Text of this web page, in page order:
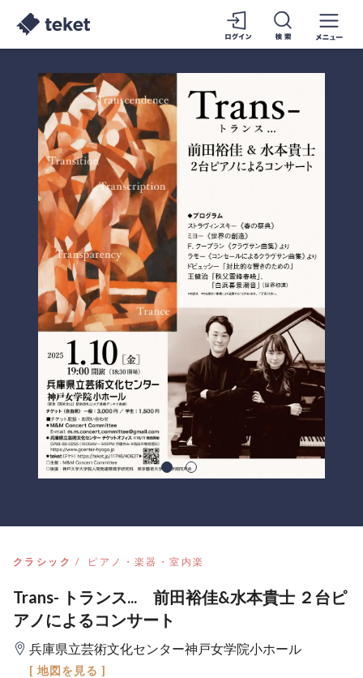
クラシック ピアノ・楽器・室内楽
Trans- トランス... 前田裕佳&水本貴士 ２台ピ
アノによるコンサート
兵庫県立芸術文化センター神戸女学院小ホール
[ 地図を見る ]